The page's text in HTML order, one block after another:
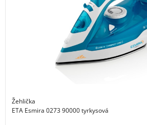
Žehlička
ETA Esmira 0273 90000 tyrkysová